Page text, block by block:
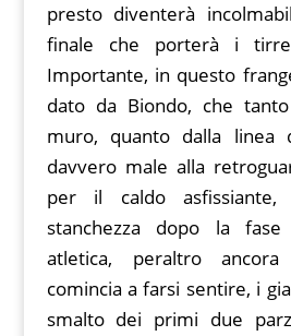
presto diventerà
finale che porterà i
Importante, in questo
dato da Biondo, che
muro, quanto dalla
davvero male alla
per il caldo
stanchezza dopo la
atletica, peraltro
comincia a farsi sentire, i
smalto dei primi due